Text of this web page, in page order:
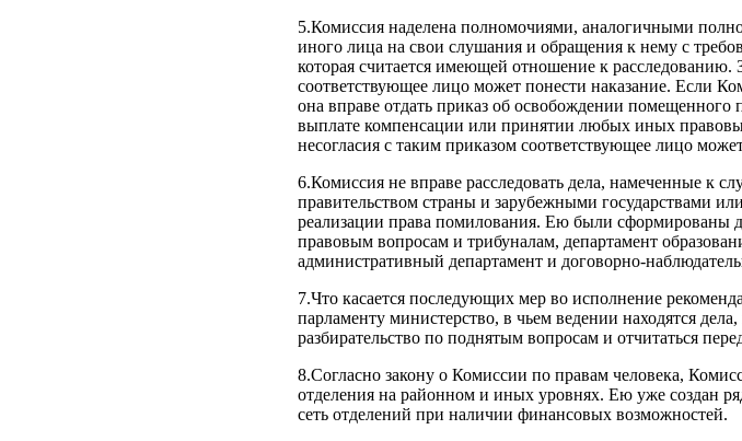
5.Комиссия наделена полномочиями, аналогичными
иного лица на свои слушания и обращения к нему с
которая считается имеющей отношение к
соответствующее лицо может понести наказание. Если
она вправе отдать приказ об освобождении
выплате компенсации или принятии любых иных
несогласия с таким приказом соответствующее лицо
6.Комиссия не вправе расследовать дела, намеченные к
правительством страны и зарубежными государствами
реализации права помилования. Ею были сформированы
правовым вопросам и трибуналам, департамент
административный департамент и договорно-
7.Что касается последующих мер во исполнение
парламенту министерство, в чьем ведении находятся
разбирательство по поднятым вопросам и отчитаться
8.Согласно закону о Комиссии по правам человека,
отделения на районном и иных уровнях. Ею уже создан
сеть отделений при наличии финансовых возможностей.